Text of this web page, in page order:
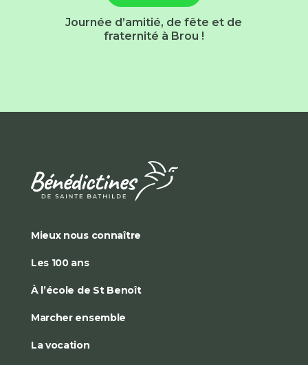
Journée d’amitié, de fête et de
fraternité à Brou !
Mieux nous connaître
Les 100 ans
À l’école de St Benoît
Marcher ensemble
La vocation